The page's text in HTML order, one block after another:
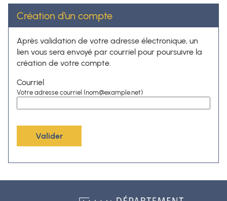
Création d’un compte
Après validation de votre adresse électronique, un
lien vous sera envoyé par courriel pour poursuivre la
création de votre compte.
Courriel
Votre adresse courriel (nom@example.net)
Valider